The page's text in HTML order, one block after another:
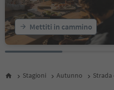
Mettiti in cammino
Stagioni Autunno